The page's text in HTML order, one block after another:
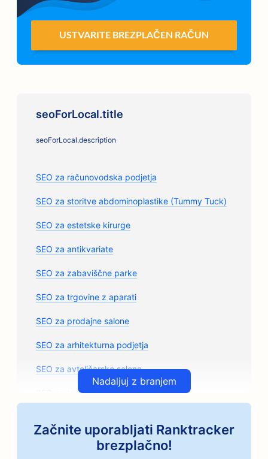
USTVARITE BREZPLAČEN RAČUN
seoForLocal.title
seoForLocal.description
SEO za računovodska podjetja
SEO za storitve abdominoplastike (Tummy Tuck)
SEO za estetske kirurge
SEO za antikvariate
SEO za zabaviščne parke
SEO za trgovine z aparati
SEO za prodajne salone
SEO za arhitekturna podjetja
SEO za avtoličarske salone
SEO za trgovine z avtomobilskimi deli
SEO za avtomehanične delavnice
Nadaljuj z branjem
Začnite uporabljati Ranktracker
brezplačno!